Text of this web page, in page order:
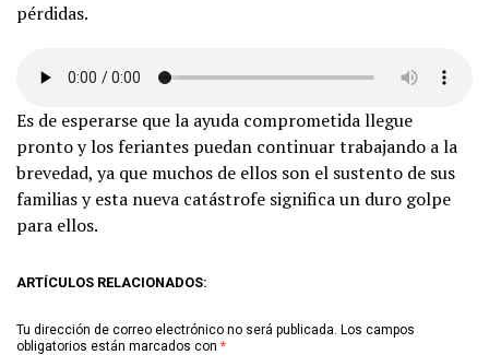
pérdidas.
Es de esperarse que la ayuda comprometida llegue
pronto y los feriantes puedan continuar trabajando a la
brevedad, ya que muchos de ellos son el sustento de sus
familias y esta nueva catástrofe significa un duro golpe
para ellos.
ARTÍCULOS RELACIONADOS:
Tu dirección de correo electrónico no será publicada. Los campos
obligatorios están marcados con *